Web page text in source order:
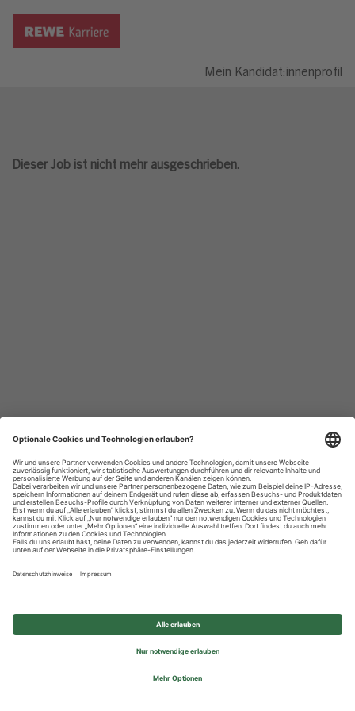
Mein Kandidat:innenprofil
Dieser Job ist nicht mehr ausgeschrieben.
Datenschutzhinweise
Impressum
Privatsphäre-Einstellungen
© 2026 REWE Group - All rights reserved